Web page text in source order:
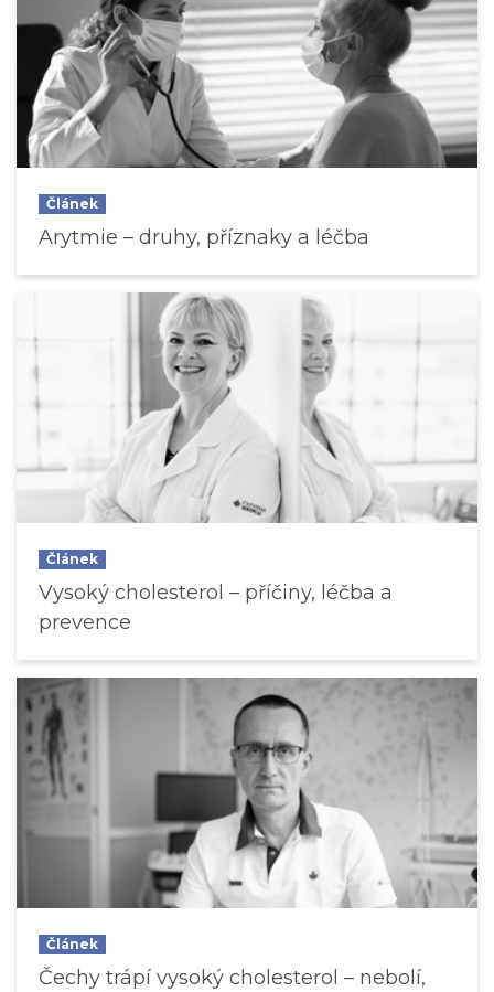
Článek
Arytmie – druhy, příznaky a léčba
Článek
Vysoký cholesterol – příčiny, léčba a
prevence
Článek
Čechy trápí vysoký cholesterol – nebolí,